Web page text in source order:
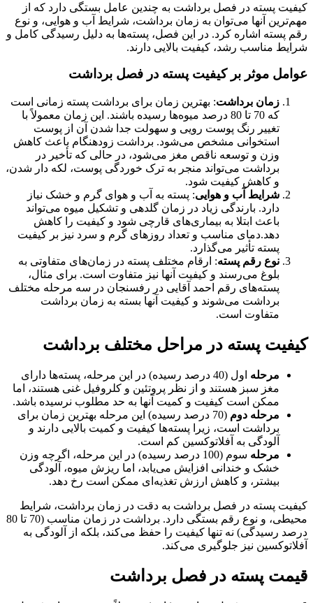
کیفیت پسته در فصل برداشت به چندین عامل بستگی دارد که از
مهم‌ترین آنها می‌توان به زمان برداشت، شرایط آب و هوایی، و نوع
رقم پسته اشاره کرد. در این فصل، پسته‌ها به دلیل رسیدگی کامل و
شرایط مناسب رشد، کیفیت بالایی دارند.
عوامل موثر بر کیفیت پسته در فصل برداشت
زمان برداشت: بهترین زمان برای برداشت پسته زمانی است
که 70 تا 80 درصد میوه‌ها رسیده باشند. این زمان معمولاً با
تغییر رنگ پوست رویی و سهولت جدا شدن آن از پوست
استخوانی مشخص می‌شود. برداشت زودهنگام باعث کاهش
وزن و توسعه ناقص مغز می‌شود، در حالی که تأخیر در
برداشت می‌تواند منجر به ترک خوردگی پوست، لکه دار شدن،
و کاهش کیفیت شود.
شرایط آب و هوایی: پسته به آب و هوای گرم و خشک نیاز
دارد. بارندگی زیاد در زمان گلدهی و تشکیل میوه می‌تواند
باعث ابتلا به بیماری‌های قارچی شود و کیفیت را کاهش
دهد.دمای مناسب و تعداد روزهای گرم و سرد نیز بر کیفیت
پسته تأثیر می‌گذارد.
نوع رقم پسته: ارقام مختلف پسته در زمان‌های متفاوتی به
بلوغ می‌رسند و کیفیت آنها نیز متفاوت است. برای مثال،
پسته‌های رقم احمد آقایی در رفسنجان در سه مرحله مختلف
برداشت می‌شوند و کیفیت آنها بسته به زمان برداشت
متفاوت است.
کیفیت پسته در مراحل مختلف برداشت
مرحله
اول (40 درصد رسیده) در این مرحله، پسته‌ها دارای
مغز سبز هستند و از نظر پروتئین و کلروفیل غنی هستند، اما
ممکن است کیفیت و کمیت آنها به حد مطلوب نرسیده باشد.
مرحله دوم
(70 درصد رسیده) این مرحله بهترین زمان برای
برداشت است، زیرا پسته‌ها کیفیت و کمیت بالایی دارند و
آلودگی به آفلاتوکسین کم است.
مرحله
سوم (100 درصد رسیده) در این مرحله، اگرچه وزن
خشک و خندانی افزایش می‌یابد، اما ریزش میوه، آلودگی
بیشتر، و کاهش ارزش تغذیه‌ای ممکن است رخ دهد.
کیفیت پسته در فصل برداشت به دقت در زمان برداشت، شرایط
محیطی، و نوع رقم بستگی دارد. برداشت در زمان مناسب (70 تا 80
درصد رسیدگی) نه تنها کیفیت را حفظ می‌کند، بلکه از آلودگی به
آفلاتوکسین نیز جلوگیری می‌کند.
قیمت پسته در فصل برداشت